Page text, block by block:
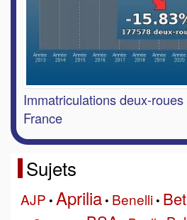
Immatriculations deux-
France
Sujets
AJP • Aprilia• Benelli•